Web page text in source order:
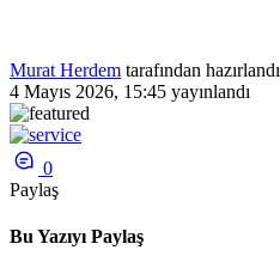
Murat Herdem tarafından hazırlandı
4 Mayıs 2026, 15:45 yayınlandı
0
Paylaş
Bu Yazıyı Paylaş